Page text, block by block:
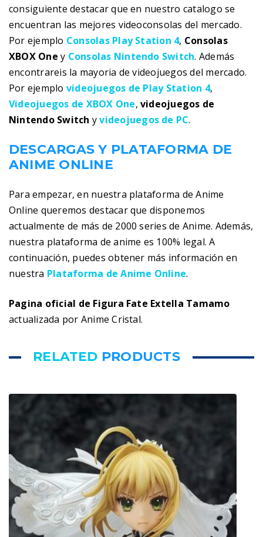
consiguiente destacar que en nuestro catalogo se
encuentran las mejores videoconsolas del mercado.
Por ejemplo Consolas Play Station 4, Consolas
XBOX One y Consolas Nintendo Switch. Además
encontrareis la mayoria de videojuegos del mercado.
Por ejemplo videojuegos de Play Station 4,
Videojuegos de XBOX One,videojuegos de
Nintendo Switch yvideojuegos de PC.
DESCARGAS Y PLATAFORMA DE
ANIME ONLINE
Para empezar, en nuestra plataforma de Anime
Online queremos destacar que disponemos
actualmente de más de 2000 series de Anime. Además,
nuestra plataforma de anime es 100% legal. A
continuación, puedes obtener más información en
nuestra Plataforma de Anime Online.
Pagina oficial de Figura Fate Extella Tamamo
actualizada por Anime Cristal.
RELATED PRODUCTS